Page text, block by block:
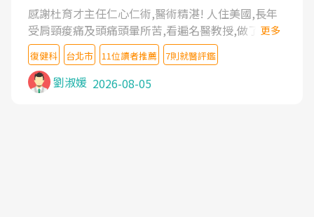
感謝杜育才主任仁心仁術,醫術精湛! 人住美國,長年
受肩頸痠痛及頭痛頭暈所苦,看遍名醫教授,做了各種
檢查,也嘗試過西醫打針,中醫針灸及物理徒手治療都
沒有用,後來連吃到嗎啡類止痛藥都效果有限,只是壓
症狀,沒多久就痛起來,多年失眠嚴重影響生活品質.
台灣親友介紹忠孝醫院杜育才主任是頸頭症候群專
更多
復健科 台北市 11位讀者推薦 7則就醫評鑑
劉淑媛 2026-08-05